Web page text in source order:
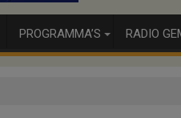
PROGRAMMA’S RADIO